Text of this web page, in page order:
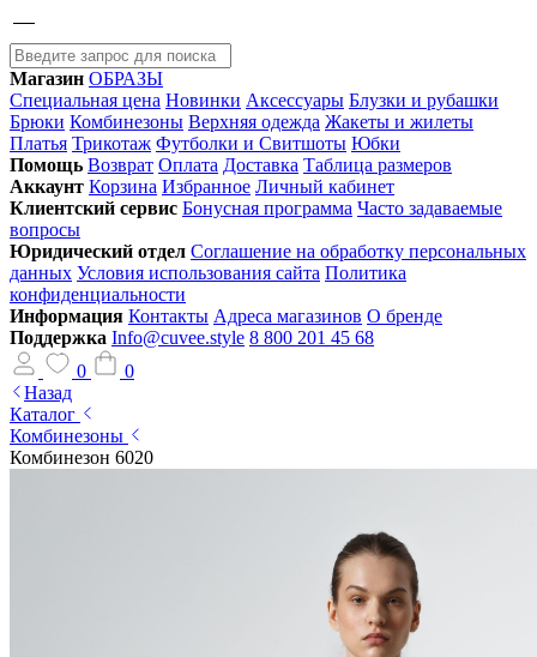
Магазин ОБРАЗЫ
Специальная цена Новинки Аксессуары Блузки и рубашки
Брюки Комбинезоны Верхняя одежда Жакеты и жилеты
Платья Трикотаж Футболки и Свитшоты Юбки
Помощь Возврат Оплата Доставка Таблица размеров
Аккаунт Корзина Избранное Личный кабинет
Клиентский сервис Бонусная программа Часто задаваемые
вопросы
Юридический отдел Соглашение на обработку персональных
данных Условия использования сайта Политика
конфиденциальности
Информация Контакты Адреса магазинов О бренде
Поддержка Info@cuvee.style 8 800 201 45 68
0
0
Назад
Каталог
Комбинезоны
Комбинезон 6020